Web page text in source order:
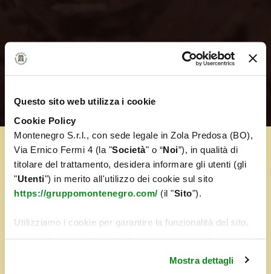
Questo sito web utilizza i cookie
Cookie Policy
Montenegro S.r.l., con sede legale in Zola Predosa (BO),
Via Ernico Fermi 4 (la "Società" o “Noi”), in qualità di
titolare del trattamento, desidera informare gli utenti (gli
"Utenti") in merito all'utilizzo dei cookie sul sito
https://gruppomontenegro.com/ (il "Sito").
Utilizziamo i cookie per garantire la funzionalità del sito,
modo in cui utilizza il nostro sito con i nostri partner che
Mostra dettagli